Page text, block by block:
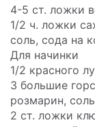
4-5 ст. ложки
1/2 ч. ложки
соль, сода на
Для начинки
1/2 красного
3 большие
розмарин,
2 ст. ложки